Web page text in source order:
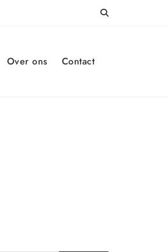
Over ons Contact